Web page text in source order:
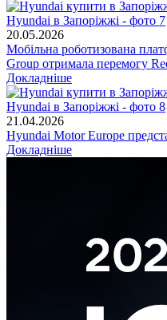
20.05.2026
Мобільна роботизована
Group отримала перемогу
Докладніше
21.04.2026
Hyundai Motor Europe
Докладніше